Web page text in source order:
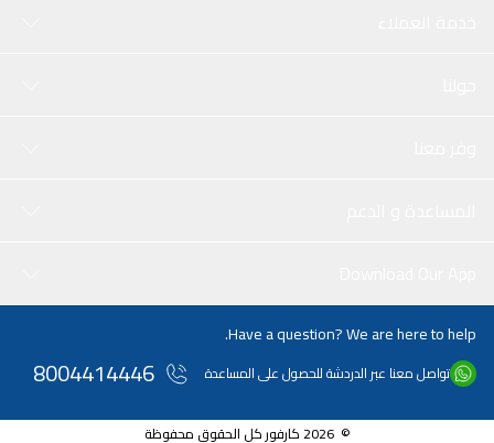
Have a question? We are here to help.
تواصل معنا عبر الدردشة للحصول على المساعدة 8004414446
© 2026 كارفور كل الحقوق محفوظة